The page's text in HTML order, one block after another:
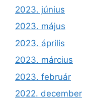
2023. június
2023. május
2023. április
2023. március
2023. február
2022. december